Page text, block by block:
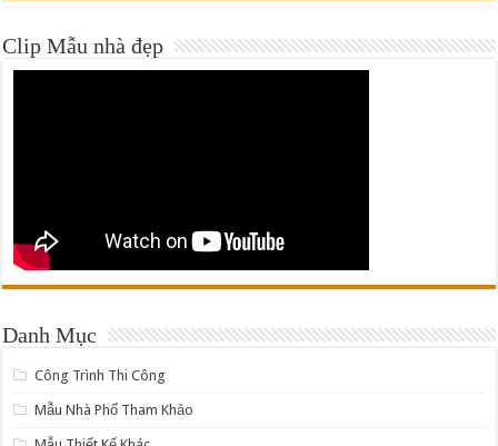
Clip Mẫu nhà đẹp
Danh Mục
Công Trình Thi Công
Mẫu Nhà Phố Tham Khảo